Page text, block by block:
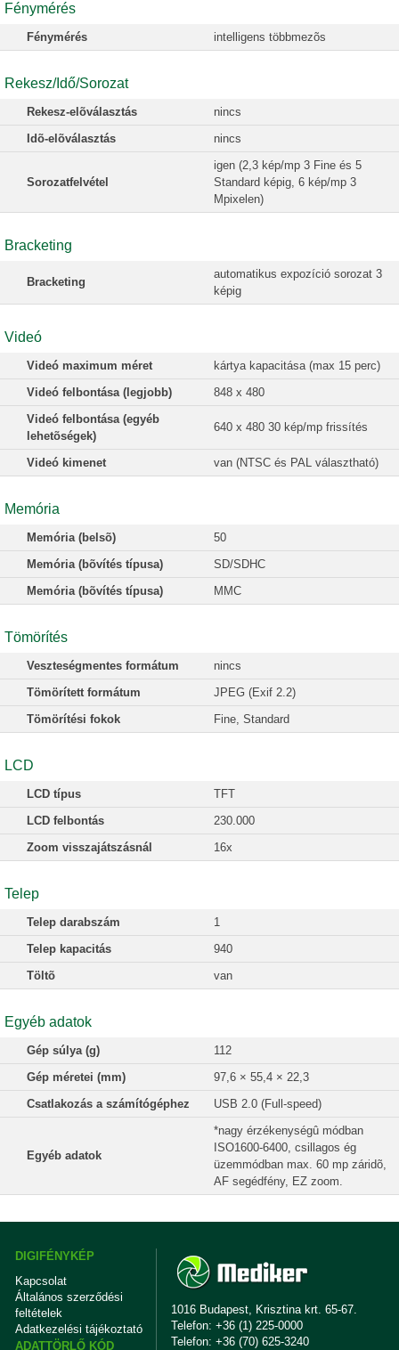
Fénymérés
Fénymérés intelligens többmezõs
Rekesz/Idő/Sorozat
Rekesz-elõválasztás
nincs
Idõ-elõválasztás
nincs
Sorozatfelvétel
igen (2,3 kép/mp 3 Fine és 5
Standard képig, 6 kép/mp 3
Mpixelen)
Bracketing
Bracketing
automatikus expozíció sorozat 3
képig
Videó
Videó maximum méret
kártya kapacitása (max 15 perc)
Videó felbontása (legjobb)
848 x 480
Videó felbontása (egyéb
lehetõségek)
640 x 480 30 kép/mp frissítés
Videó kimenet van (NTSC és PAL választható)
Memória
Memória (belsõ)
50
Memória (bõvítés típusa)
SD/SDHC
Memória (bõvítés típusa)
MMC
Tömörítés
Veszteségmentes formátum
nincs
Tömörített formátum
JPEG (Exif 2.2)
Tömörítési fokok
Fine, Standard
LCD
LCD típus
TFT
LCD felbontás
230.000
Zoom visszajátszásnál
16x
Telep
Telep darabszám
1
Telep kapacitás
940
Töltõ
van
Egyéb adatok
Gép súlya (g)
112
Gép méretei (mm)
97,6 × 55,4 × 22,3
Csatlakozás a számítógéphez
USB 2.0 (Full-speed)
Egyéb adatok
*nagy érzékenységû módban
ISO1600-6400, csillagos ég
üzemmódban max. 60 mp záridõ,
AF segédfény, EZ zoom.
DIGIFÉNYKÉP
Kapcsolat
Általános szerződési
feltételek
Adatkezelési tájékoztató
ADATTÖRLŐ KÓD
1016 Budapest, Krisztina krt. 65-67.
Telefon: +36 (1) 225-0000
Telefon: +36 (70) 625-3240